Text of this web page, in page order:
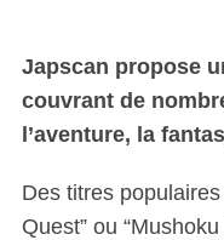
Japscan propose
couvrant de
l’aventure, la
Des titres
Quest” ou